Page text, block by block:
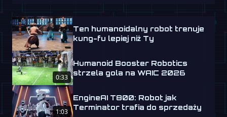
Ten humanoidalny robot trenuje
kung-fu lepiej niż Ty
0:33
Humanoid Booster Robotics
strzela gola na WAIC 2026
1:03
EngineAI T800: Robot jak
Terminator trafia do sprzedaży